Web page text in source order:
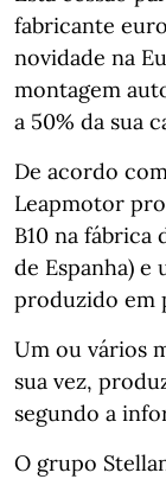
fabricante
novidade na
montagem
a 50% da sua
De acordo
Leapmotor
B10 na fábrica
de Espanha) e
produzido em
Um ou vários
sua vez,
segundo a
O grupo